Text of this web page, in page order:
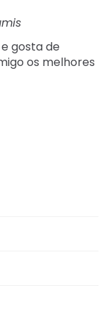
gosta de
os melhores